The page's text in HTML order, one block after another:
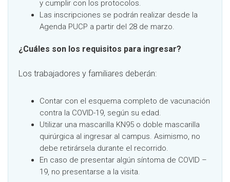
y cumplir con los protocolos.
Las inscripciones se podrán realizar desde la
Agenda PUCP a partir del 28 de marzo.
¿Cuáles son los requisitos para ingresar?
Los trabajadores y familiares deberán:
Contar con el esquema completo de vacunación
contra la COVID-19, según su edad.
Utilizar una mascarilla KN95 o doble mascarilla
quirúrgica al ingresar al campus. Asimismo, no
debe retirársela durante el recorrido.
En caso de presentar algún síntoma de COVID –
19, no presentarse a la visita.